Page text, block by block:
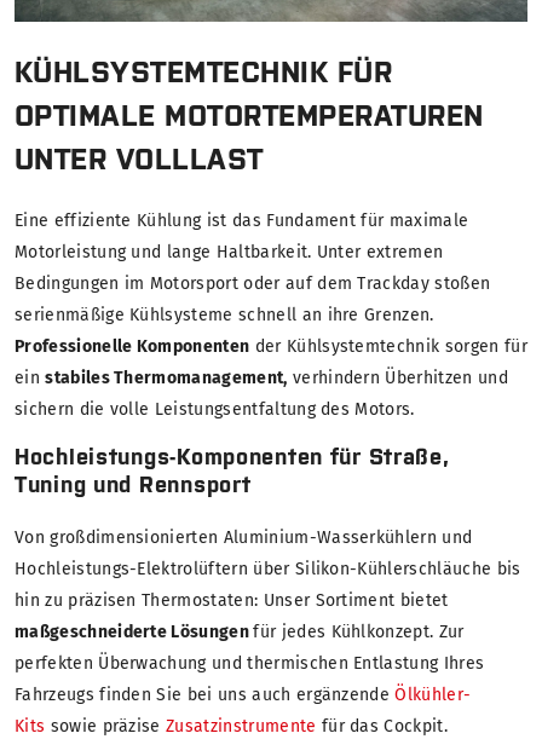
KÜHLSYSTEMTECHNIK FÜR
OPTIMALE MOTORTEMPERATUREN
UNTER VOLLLAST
Eine effiziente Kühlung ist das Fundament für maximale
Motorleistung und lange Haltbarkeit. Unter extremen
Bedingungen im Motorsport oder auf dem Trackday stoßen
serienmäßige Kühlsysteme schnell an ihre Grenzen.
Professionelle Komponenten der Kühlsystemtechnik sorgen für
einstabiles Thermomanagement, verhindern Überhitzen und
sichern die volle Leistungsentfaltung des Motors.
Hochleistungs-Komponenten für Straße,
Tuning und Rennsport
Von großdimensionierten Aluminium-Wasserkühlern und
Hochleistungs-Elektrolüftern über Silikon-Kühlerschläuche bis
hin zu präzisen Thermostaten: Unser Sortiment bietet
maßgeschneiderte Lösungenfür jedes Kühlkonzept. Zur
perfekten Überwachung und thermischen Entlastung Ihres
Fahrzeugs finden Sie bei uns auch ergänzendeÖlkühler-
Kits sowie präziseZusatzinstrumente für das Cockpit.